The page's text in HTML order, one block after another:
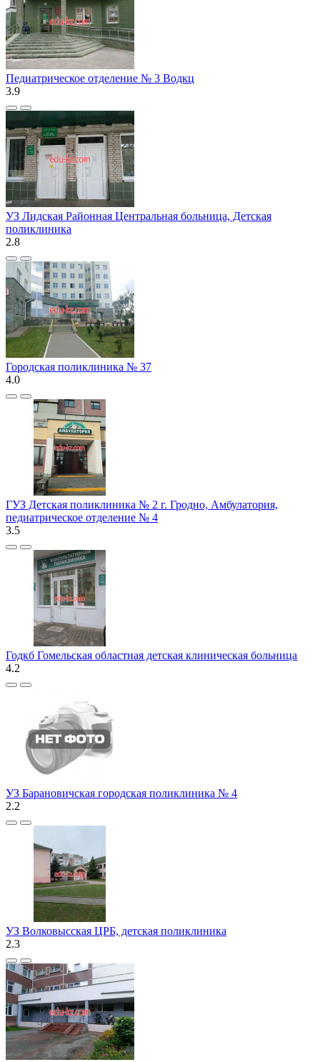
Педиатрическое отделение № 3 Водкц
3.9
УЗ Лидская Районная Центральная больница, Детская
поликлиника
2.8
Городская поликлиника № 37
4.0
ГУЗ Детская поликлиника № 2 г. Гродно, Амбулатория,
педиатрическое отделение № 4
3.5
Годкб Гомельская областная детская клиническая больница
4.2
УЗ Барановичская городская поликлиника № 4
2.2
УЗ Волковысская ЦРБ, детская поликлиника
2.3